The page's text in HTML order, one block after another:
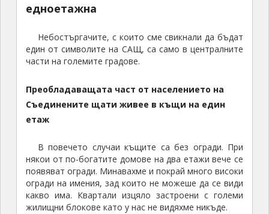
едноетажна
Небостъргачите, с които сме свикнали да бъдат
един от символите на САЩ, са само в централните
части на големите градове.
Преобладаващата част от населението на
Съединените щати живее в къщи на един
етаж
В повечето случаи къщите са без огради. При
някои от по-богатите домове на два етажи вече се
появяват огради. Минавахме и покрай много високи
огради на имения, зад които не можеше да се види
какво има. Квартали изцяло застроени с големи
жилищни блокове като у нас не видяхме никъде.